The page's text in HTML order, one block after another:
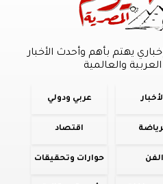
يهتم بأهم وأحدث الأخبار
والعالمية
عربي ودولي
اقتصاد
الفن حوارات وتحقيقات